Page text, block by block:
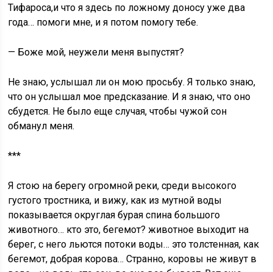
Тифароса,и что я здесь по ложному доносу уже два
года… помоги мне, и я потом помогу тебе.
— Боже мой, неужели меня выпустят?
Не знаю, услышал ли он мою просьбу. Я только знаю,
что он услышал мое предсказание. И я знаю, что оно
сбудется. Не было еще случая, чтобы чужой сон
обманул меня.
***
Я стою на берегу огромной реки, среди высокого
густого тростника, и вижу, как из мутной воды
показывается округлая бурая спина большого
животного… кто это, бегемот? животное выходит на
берег, с него льются потоки воды… это толстенная, как
бегемот, добрая корова… Странно, коровы не живут в